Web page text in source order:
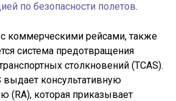
по безопасности полетов.
коммерческими рейсами, также
система предотвращения
столкновений (TCAS).
выдает консультативную
(RA), которая приказывает